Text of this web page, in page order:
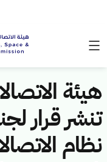
هيئة
تنشر قرار
نظام